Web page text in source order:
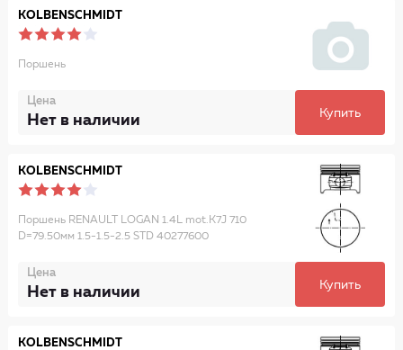
KOLBENSCHMIDT
Поршень
Цена
Нет в наличии Купить
KOLBENSCHMIDT
Поршень RENAULT LOGAN 1.4L mot.K7J 710
D=79.50мм 1.5-1.5-2.5 STD 40277600
Цена
Нет в наличии Купить
KOLBENSCHMIDT